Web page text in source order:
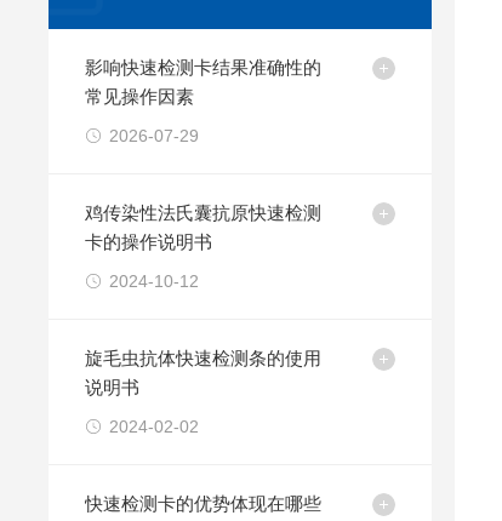
影响快速检测卡结果准确性的
常见操作因素
2026-07-29
鸡传染性法氏囊抗原快速检测
卡​的操作说明书
2024-10-12
旋毛虫抗体快速检测条的使用
说明书
2024-02-02
快速检测卡的优势体现在哪些